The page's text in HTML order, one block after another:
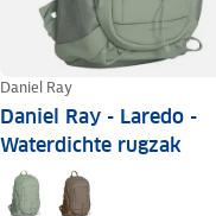
Daniel Ray
Daniel Ray - Laredo -
Waterdichte rugzak